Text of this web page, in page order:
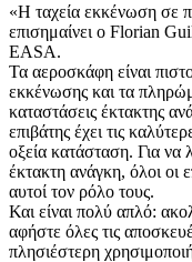
«Η ταχεία εκκένωση σε
επισημαίνει ο Florian
EASA.
Τα αεροσκάφη είναι
εκκένωσης και τα
καταστάσεις έκτακτης
επιβάτης έχει τις
οξεία κατάσταση. Για να
έκτακτη ανάγκη, όλοι οι
αυτοί τον ρόλο τους.
Και είναι πολύ απλό:
αφήστε όλες τις
πλησιέστερη